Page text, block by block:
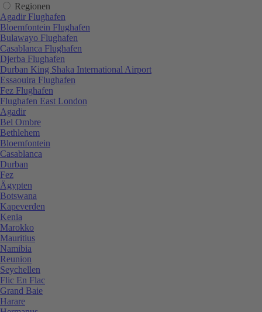
Regionen
Agadir Flughafen
Bloemfontein Flughafen
Bulawayo Flughafen
Casablanca Flughafen
Djerba Flughafen
Durban King Shaka International Airport
Essaouira Flughafen
Fez Flughafen
Flughafen East London
Agadir
Bel Ombre
Bethlehem
Bloemfontein
Casablanca
Durban
Fez
Ägypten
Botswana
Kapeverden
Kenia
Marokko
Mauritius
Namibia
Reunion
Seychellen
Flic En Flac
Grand Baie
Harare